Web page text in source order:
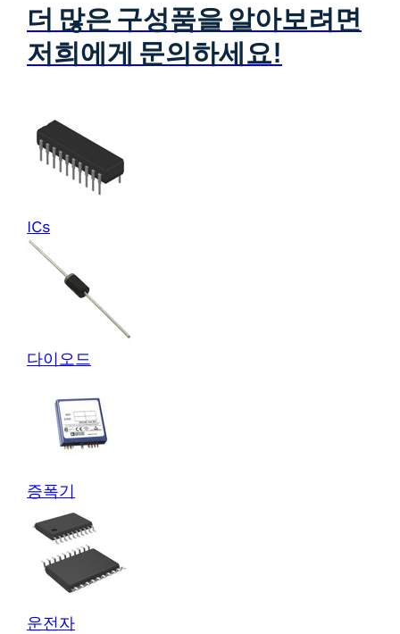
더 많은 구성품을 알아보려면
저희에게 문의하세요!
ICs
다이오드
증폭기
운전자